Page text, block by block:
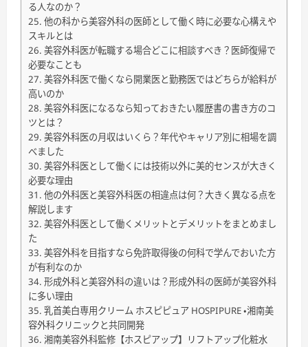
る人なのか？
他の科から美容外科の医師として働く時に必要な心構えや
スキルとは
美容外科医が転職する場合どこに相談すべき？医師復帰で
必要なことも
美容外科医で働くなら開業医と勤務医ではどちらが給料が
高いのか
美容外科医になるなら知っておきたい履歴書の書き方のコ
ツとは？
美容外科医の月収はいくら？年代やキャリア別に相場を調
べました
美容外科医として働くには技術以外に美的センスが大きく
必要な理由
他の外科医と美容外科医の相違点は何？大きく異なる点を
解説します
美容外科医として働くメリットとデメリットをまとめまし
た
美容外科を目指すなら免許取得後の何科で学んでおいた方
が有利なのか
形成外科と美容外科の違いは？形成外科の医師が美容外科
に多い理由
乳首美白専用クリーム ホスピピュア HOSPIPURE ・湘南美
容外科クリニックと共同開発
湘南美容外科監修【ホスピアップ】リフトアップ化粧水